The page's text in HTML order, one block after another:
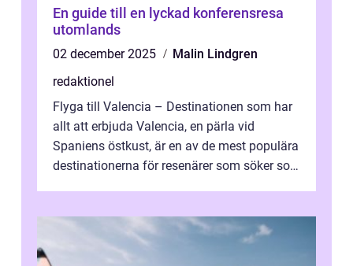
En guide till en lyckad konferensresa
utomlands
02 december 2025
Malin Lindgren
redaktionel
Flyga till Valencia – Destinationen som har
allt att erbjuda Valencia, en pärla vid
Spaniens östkust, är en av de mest populära
destinationerna för resenärer som söker sol,